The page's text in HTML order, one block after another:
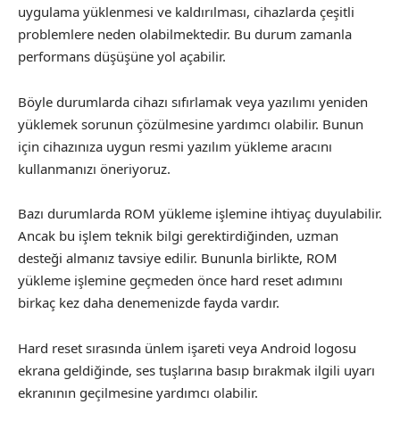
uygulama yüklenmesi ve kaldırılması, cihazlarda çeşitli
problemlere neden olabilmektedir. Bu durum zamanla
performans düşüşüne yol açabilir.
Böyle durumlarda cihazı sıfırlamak veya yazılımı yeniden
yüklemek sorunun çözülmesine yardımcı olabilir. Bunun
için cihazınıza uygun resmi yazılım yükleme aracını
kullanmanızı öneriyoruz.
Bazı durumlarda ROM yükleme işlemine ihtiyaç duyulabilir.
Ancak bu işlem teknik bilgi gerektirdiğinden, uzman
desteği almanız tavsiye edilir. Bununla birlikte, ROM
yükleme işlemine geçmeden önce hard reset adımını
birkaç kez daha denemenizde fayda vardır.
Hard reset sırasında ünlem işareti veya Android logosu
ekrana geldiğinde, ses tuşlarına basıp bırakmak ilgili uyarı
ekranının geçilmesine yardımcı olabilir.